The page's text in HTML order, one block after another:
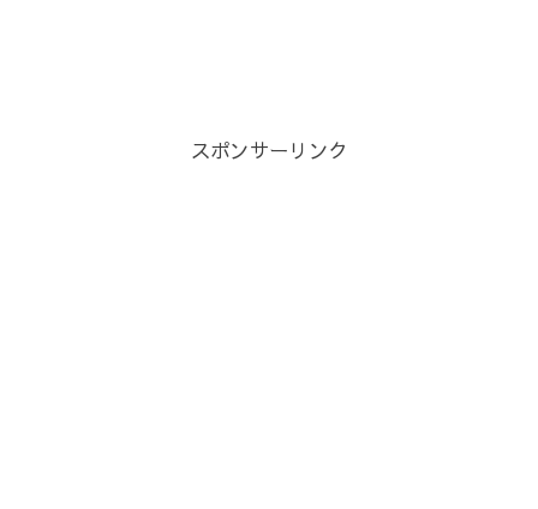
スポンサーリンク